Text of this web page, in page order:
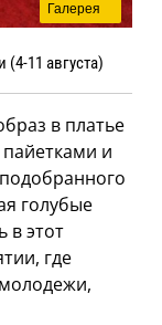
Галерея
11 августа)
в платье
и
голубые
в этот
где